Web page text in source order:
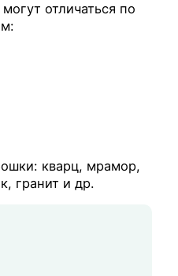
отличаться по
кварц, мрамор,
гранит и др.